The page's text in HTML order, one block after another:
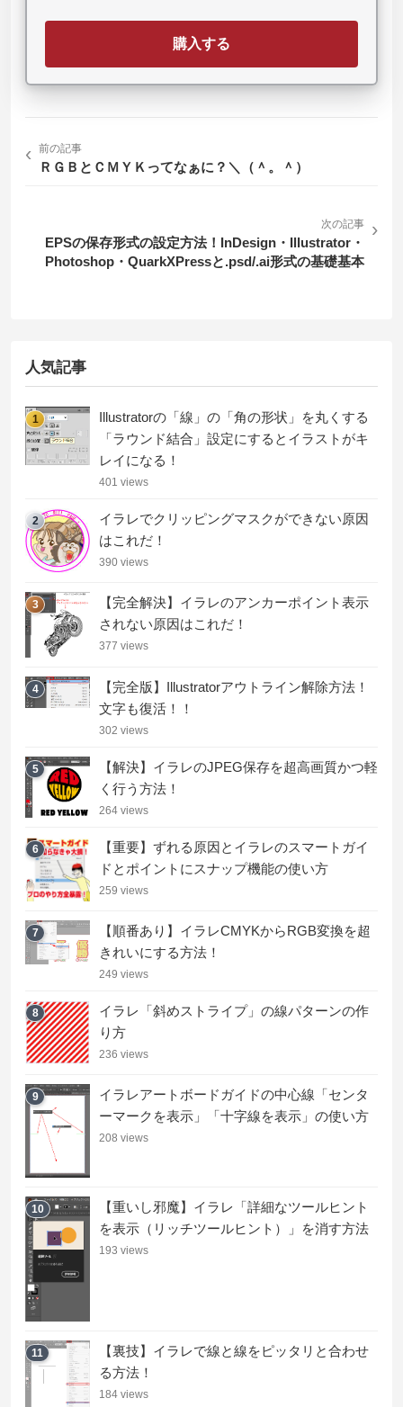
購入する
‹ 前の記事
ＲＧＢとＣＭＹＫってなぁに？＼（＾。＾）
次の記事
EPSの保存形式の設定方法！InDesign・Illustrator・
Photoshop・QuarkXPressと.psd/.ai形式の基礎基本
›
人気記事
1
Illustratorの「線」の「角の形状」を丸くする
「ラウンド結合」設定にするとイラストがキ
レイになる！
401 views
2
イラレでクリッピングマスクができない原因
はこれだ！
390 views
3
【完全解決】イラレのアンカーポイント表示
されない原因はこれだ！
377 views
4
【完全版】Illustratorアウトライン解除方法！
文字も復活！！
302 views
5
【解決】イラレのJPEG保存を超高画質かつ軽
く行う方法！
264 views
6
【重要】ずれる原因とイラレのスマートガイ
ドとポイントにスナップ機能の使い方
259 views
7
【順番あり】イラレCMYKからRGB変換を超
きれいにする方法！
249 views
8
イラレ「斜めストライプ」の線パターンの作
り方
236 views
9
イラレアートボードガイドの中心線「センタ
ーマークを表示」「十字線を表示」の使い方
208 views
10
【重いし邪魔】イラレ「詳細なツールヒント
を表示（リッチツールヒント）」を消す方法
193 views
11
【裏技】イラレで線と線をピッタリと合わせ
る方法！
184 views